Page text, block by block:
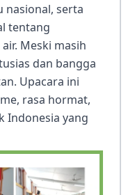
nasional, serta
tentang
Meski masih
dan bangga
Upacara ini
rasa hormat,
Indonesia yang